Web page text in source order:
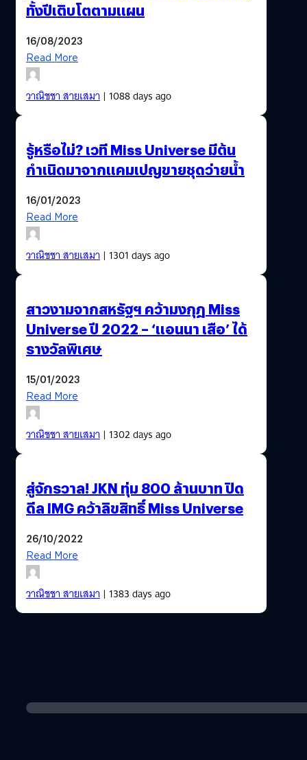
ทั้งปีเติบโตตามแผน
16/08/2023
Read More
วาณิชชา สายเสมา| 1088 days ago
รู้หรือไม่? เวที Miss Universe มีต้น
กำเนิดมาจากแคมเปญขายชุดว่ายน้ำ
16/01/2023
Read More
วาณิชชา สายเสมา| 1301 days ago
สาวงามจากสหรัฐฯ คว้ามงกุฎ Miss
Universe ปี 2022 – ‘แอนนา เสือ’ ได้
รางวัลพิเศษ
15/01/2023
Read More
วาณิชชา สายเสมา| 1302 days ago
สู่จักรวาล! JKN ทุ่ม 800 ล้านบาท ปิด
ดีล IMG คว้าลิขสิทธิ์ Miss Universe
26/10/2022
Read More
วาณิชชา สายเสมา| 1383 days ago